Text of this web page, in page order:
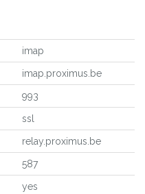
imap
imap.proximus.be
993
ssl
relay.proximus.be
587
yes